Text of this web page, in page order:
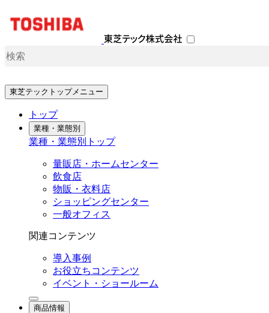
検索キーワード入力
東芝テックトップメニュー
トップ
業種・業態別
業種・業態別トップ
量販店・ホームセンター
飲食店
物販・衣料店
ショッピングセンター
一般オフィス
関連コンテンツ
導入事例
お役立ちコンテンツ
イベント・ショールーム
商品情報